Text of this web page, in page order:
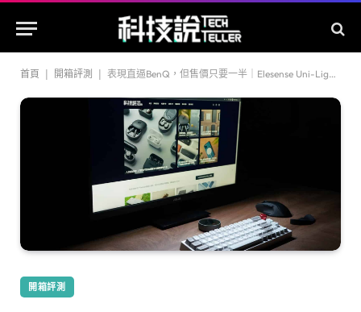
首頁 開箱評測 表現直逼BenQ，但售價只要一半｜Elesense Uni-Light螢幕掛燈
開箱評測